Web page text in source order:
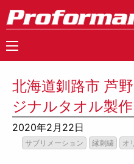
北海道釧路市 芦
ジナルタオル製作
2020年2月22日
サブリメーション 縁刺繍 オ